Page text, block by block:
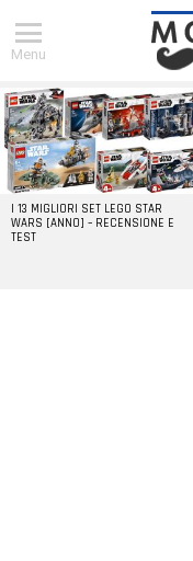
Menu
DERNIERS
ARTICLES
I 13 MIGLIORI SET LEGO STAR
WARS [ANNO] – RECENSIONE E
TEST